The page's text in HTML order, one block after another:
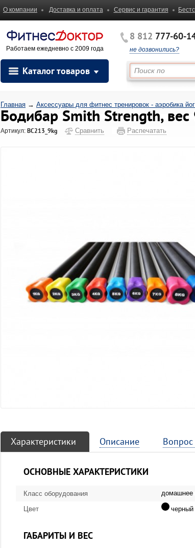
О компании Доставка и оплата Сервис и гарантия
Работаем ежедневно с 2009 года
8 812 777-60-
не дозвонились?
Каталог товаров
Главная → Аксессуары для фитнес тренировок - аэробика
Бодибар Smith Strength, вес
Артикул: BC213_9kg Сравнить Распечатать
Характеристики Описание Вопрос
ОСНОВНЫЕ ХАРАКТЕРИСТИКИ
Класс оборудования домашнее
Цвет черный
ГАБАРИТЫ И ВЕС